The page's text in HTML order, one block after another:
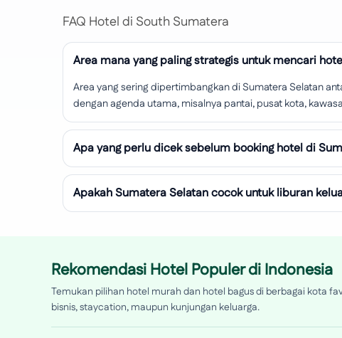
FAQ Hotel di South Sumatera
Area mana yang paling strategis untuk mencari
Area yang sering dipertimbangkan di Sumatera Selatan
dengan agenda utama, misalnya pantai, pusat kota,
Apa yang perlu dicek sebelum booking hotel di
Apakah Sumatera Selatan cocok untuk liburan
Rekomendasi Hotel Populer di Indonesia
Temukan pilihan hotel murah dan hotel bagus di berbagai kota
bisnis, staycation, maupun kunjungan keluarga.